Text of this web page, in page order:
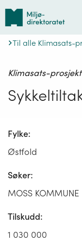
Tilbake
forsiden
Til alle Klimasats-
Klimasats-prosjekt
Fylke:
Østfold
Søker:
MOSS KOMMUNE
Tilskudd:
1 030 000